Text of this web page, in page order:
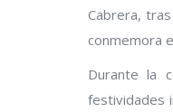
Cabrera,
conmemora
Durante la
festividades